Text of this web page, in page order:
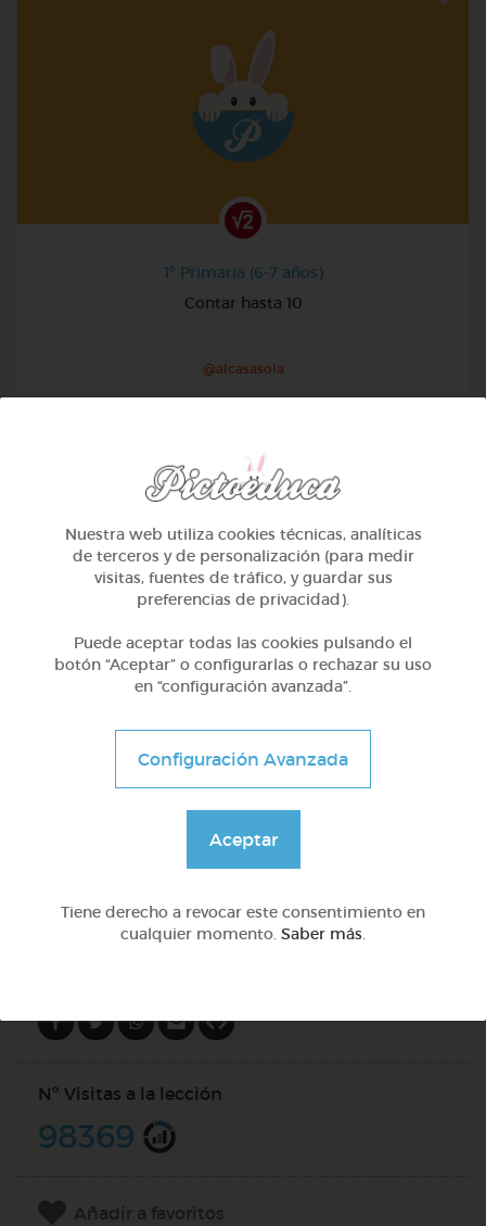
1º Primaria (6-7 años)
Contar hasta 10
@alcasasola
1º Primaria (6-7 años)
Aprendemos a identificar el mayor menor e igual
DOCS (10)
Nº Visitas a la lección
98369
Añadir a favoritos
Nuestra web utiliza cookies técnicas, analíticas
de terceros y de personalización (para medir
visitas, fuentes de tráfico, y guardar sus
preferencias de privacidad).
Puede aceptar todas las cookies pulsando el
botón “Aceptar” o configurarlas o rechazar su uso
en “configuración avanzada”.
Configuración Avanzada
Aceptar
Tiene derecho a revocar este consentimiento en
cualquier momento. Saber más.